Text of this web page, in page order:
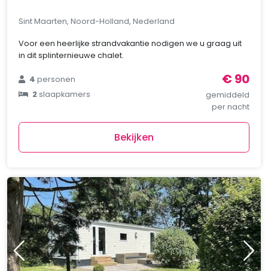
Sint Maarten, Noord-Holland, Nederland
Voor een heerlijke strandvakantie nodigen we u graag uit
in dit splinternieuwe chalet.
4personen
2slaapkamers
€ 90
gemiddeld
per nacht
Bekijken